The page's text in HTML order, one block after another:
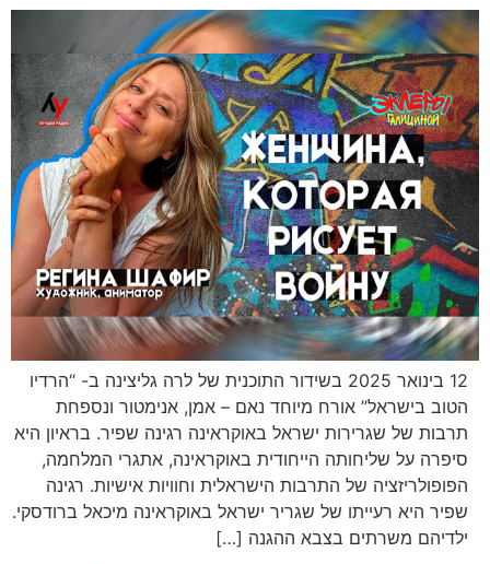
12 בינואר 2025 בשידור התוכנית של לרה גליצינה ב- “הרדיו
הטוב בישראל” אורח מיוחד נאם – אמן, אנימטור ונספחת
תרבות של שגרירות ישראל באוקראינה רגינה שפיר. בראיון היא
סיפרה על שליחותה הייחודית באוקראינה, אתגרי המלחמה,
הפופולריזציה של התרבות הישראלית וחוויות אישיות. רגינה
שפיר היא רעייתו של שגריר ישראל באוקראינה מיכאל ברודסקי.
ילדיהם משרתים בצבא ההגנה […]